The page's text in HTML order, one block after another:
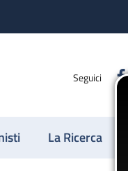
Seguici
La Ricerca